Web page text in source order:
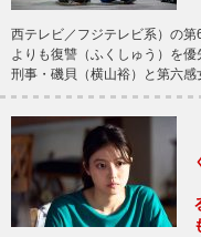
西テレビ／フジテレビ系）の
よりも復讐（ふくしゅう）を
刑事・磯貝（横山裕）と第六